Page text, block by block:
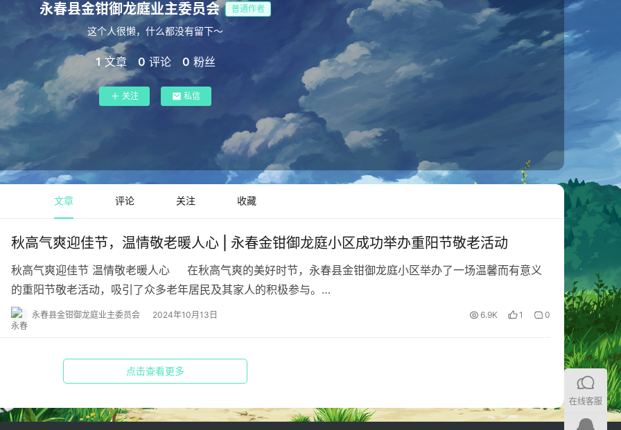
永春县金钳御龙庭业主委员会 普通作者
这个人很懒，什么都没有留下～
1 文章 0 评论 0 粉丝
关注 私信
文章 评论 关注 收藏
秋高气爽迎佳节，温情敬老暖人心 | 永春金钳御龙庭小区成功举办重阳节敬老活动
秋高气爽迎佳节 温情敬老暖人心 在秋高气爽的美好时节，永春县金钳御龙庭小区举办了一场温馨而有意义
的重阳节敬老活动，吸引了众多老年居民及其家人的积极参与。…
永春县金钳御龙庭业主委员会 2024年10月13日 6.9K 1 0
点击查看更多
在线客服